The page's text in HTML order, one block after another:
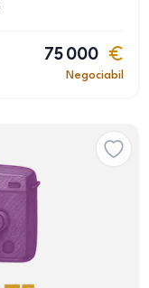
75 000
Negociabil